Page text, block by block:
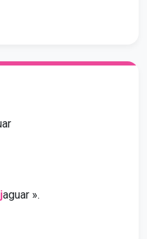
jaguar ».